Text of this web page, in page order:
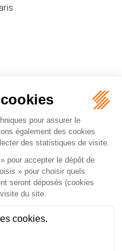
Je m'inscris
Avocats Cabinet Vidéos
Recrutement
légales
Politique de confidentialité